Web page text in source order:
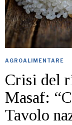
AGROALIMENTARE
Crisi del
Masaf:
Tavolo